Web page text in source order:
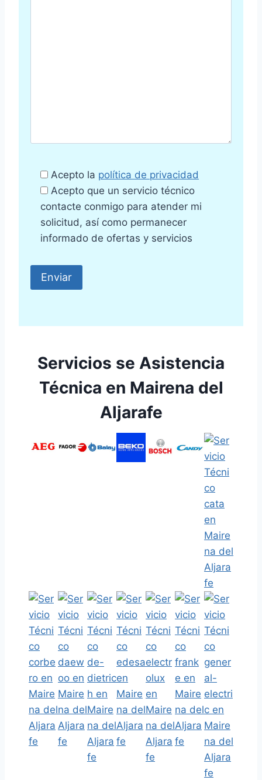
Acepto la política de privacidad
Acepto que un servicio técnico
contacte conmigo para atender mi
solicitud, así como permanecer
informado de ofertas y servicios
Servicios se Asistencia
Técnica en Mairena del
Aljarafe